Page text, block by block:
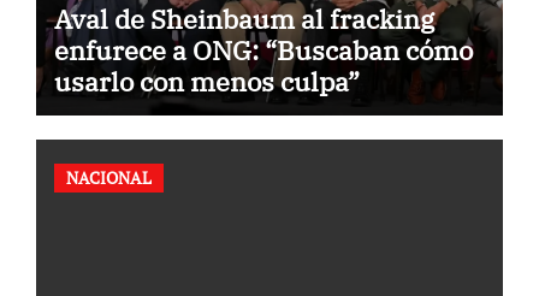
Aval de Sheinbaum al fracking
enfurece a ONG: “Buscaban cómo
usarlo con menos culpa”
NACIONAL